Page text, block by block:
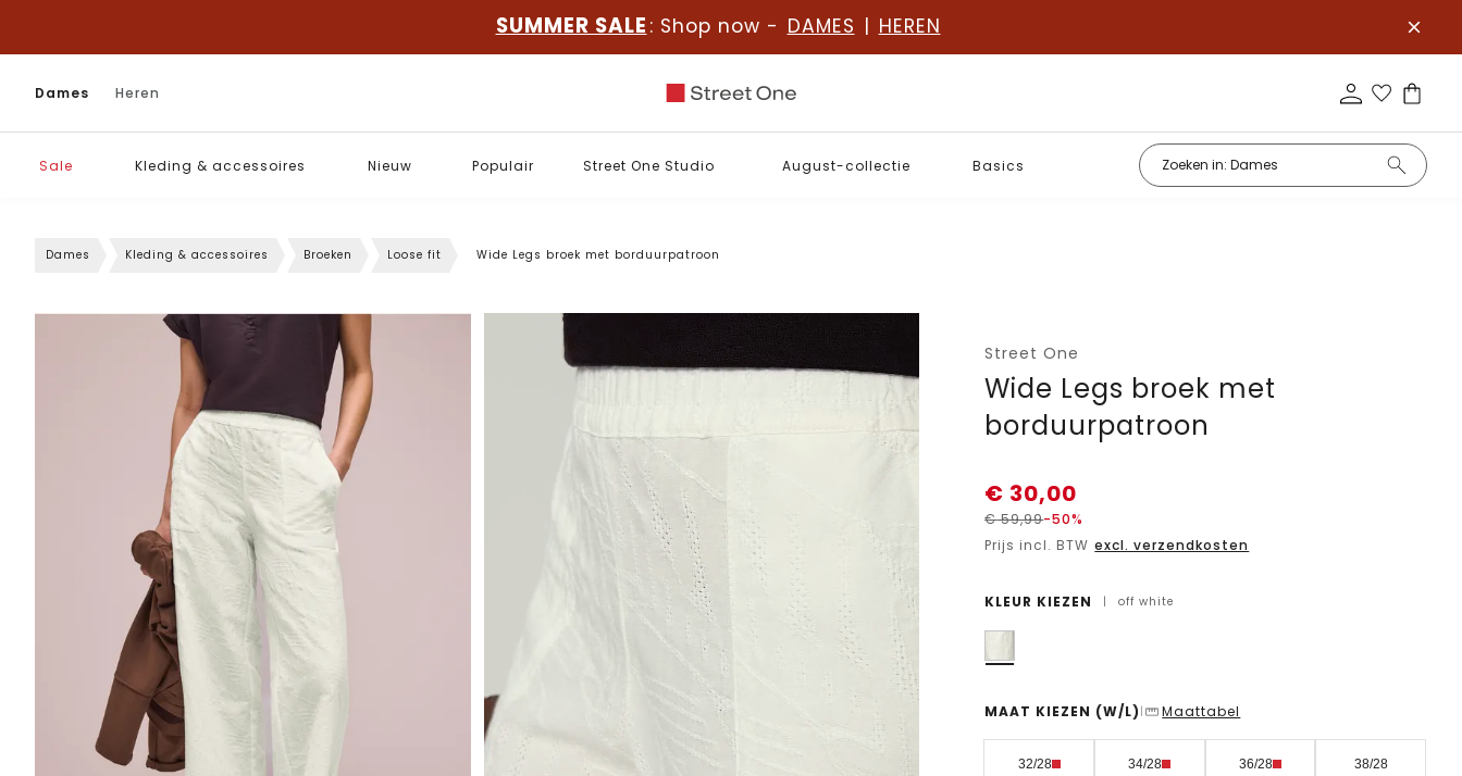
SUMMER SALE : Shop now - DAMES | HEREN
Dames Heren
Sale Kleding & accessoires Nieuw Populair Street One Studio August-collectie Basics
Dames Kleding & accessoires Broeken Loose fit Wide Legs broek met borduurpatroon
Street One
Wide Legs broek met
borduurpatroon
€ 30,00
€59,99-50%
Prijs incl. BTW excl. verzendkosten
KLEUR KIEZEN | off white
MAAT KIEZEN (W/L) | Maattabel
32/28 34/28 36/28 38/28